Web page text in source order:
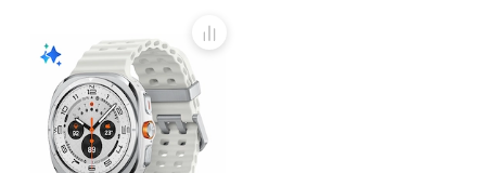
Клавиатуры
пвз
сплит
Уценка